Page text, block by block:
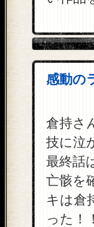
感動の
倉持さ
技に泣
最終話
亡骸を
キは倉
った！！